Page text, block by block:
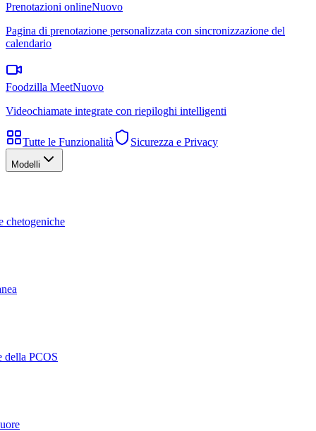
Prenotazioni onlineNuovo
Pagina di prenotazione personalizzata con sincronizzazione del
calendario
Foodzilla MeetNuovo
Videochiamate integrate con riepiloghi intelligenti
Tutte le Funzionalità Sicurezza e Privacy
Modelli
chetogeniche
della PCOS